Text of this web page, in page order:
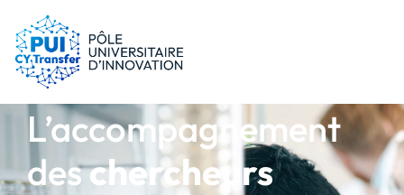
Chercheurs
Start-ups
Étudiants
AAP
Agenda
L’accompagnement
deschercheurs